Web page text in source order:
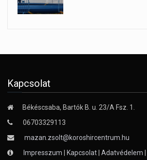
Kapcsolat
Békéscsaba, Bartók B. u. 23/A Fsz. 1.
06703329113
mazan.zsolt@koroshircentrum.hu
Impresszum
Kapcsolat Adatvédelem